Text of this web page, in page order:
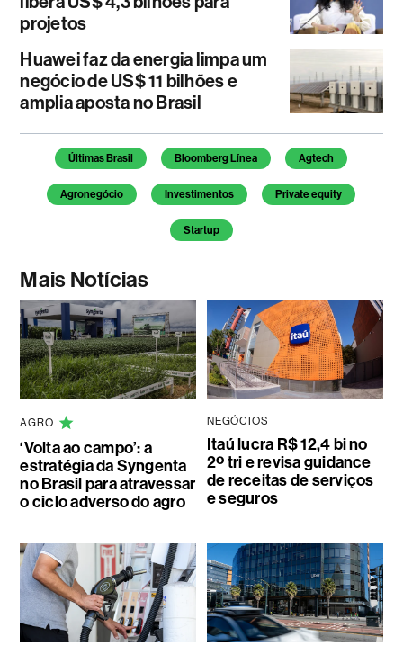
projetos
Huawei faz da energia limpa um
negócio de US$ 11 bilhões e
amplia aposta no Brasil
Temas deste artigo
Últimas Brasil Bloomberg Línea Agtech
Agronegócio Investimentos Private equity
Startup
Mais Notícias
AGRO
‘Volta ao campo’: a
estratégia da Syngenta
no Brasil para atravessar
o ciclo adverso do agro
NEGÓCIOS
Itaú lucra R$ 12,4 bi no
2º tri e revisa guidance
de receitas de serviços
e seguros